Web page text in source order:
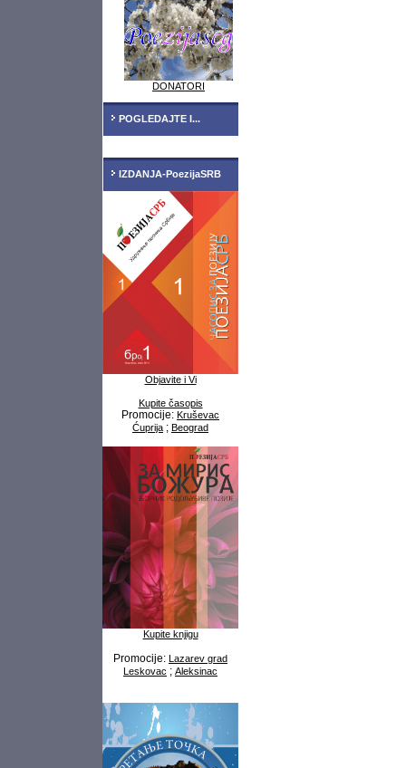
DONATORI
POGLEDAJTE I...
IZDANJA-PoezijaSRB
Objavite i Vi
Kupite časopis
Promocije: Kruševac
Ćuprija ; Beograd
Kupite knjigu
Promocije: Lazarev grad
Leskovac ; Aleksinac